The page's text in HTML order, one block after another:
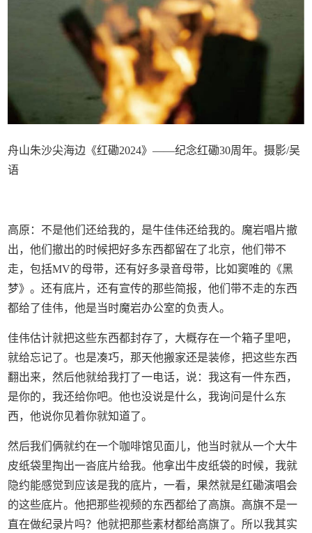
舟山朱沙尖海边《红磡2024》——纪念红磡30周年。摄影/吴
语
高原：不是他们还给我的，是牛佳伟还给我的。魔岩唱片撤
出，他们撤出的时候把好多东西都留在了北京，他们带不
走，包括MV的母带，还有好多录音母带，比如窦唯的《黑
梦》。还有底片，还有宣传的那些简报，他们带不走的东西
都给了佳伟，他是当时魔岩办公室的负责人。
佳伟估计就把这些东西都封存了，大概存在一个箱子里吧，
就给忘记了。也是凑巧，那天他搬家还是装修，把这些东西
翻出来，然后他就给我打了一电话，说：我这有一件东西，
是你的，我还给你吧。他也没说是什么，我询问是什么东
西，他说你见着你就知道了。
然后我们俩就约在一个咖啡馆见面儿，他当时就从一个大牛
皮纸袋里掏出一沓底片给我。他拿出牛皮纸袋的时候，我就
隐约能感觉到应该是我的底片，一看，果然就是红磡演唱会
的这些底片。他把那些视频的东西都给了高旗。高旗不是一
直在做纪录片吗？他就把那些素材都给高旗了。所以我其实